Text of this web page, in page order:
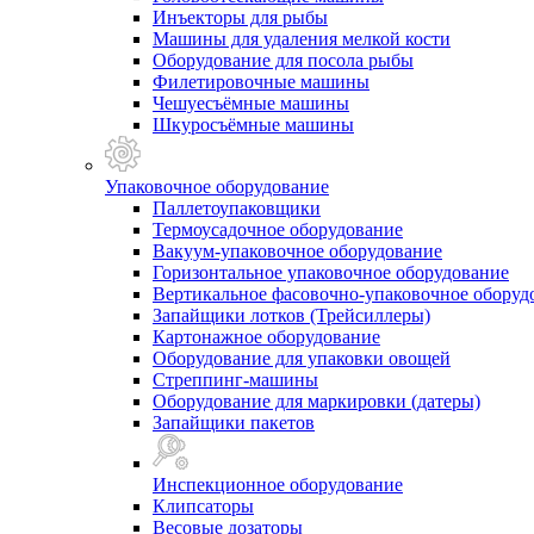
Инъекторы для рыбы
Машины для удаления мелкой кости
Оборудование для посола рыбы
Филетировочные машины
Чешуесъёмные машины
Шкуросъёмные машины
Упаковочное оборудование
Паллетоупаковщики
Термоусадочное оборудование
Вакуум-упаковочное оборудование
Горизонтальное упаковочное оборудование
Вертикальное фасовочно-упаковочное
Запайщики лотков (Трейсиллеры)
Картонажное оборудование
Оборудование для упаковки овощей
Стреппинг-машины
Оборудование для маркировки (датеры)
Запайщики пакетов
Инспекционное оборудование
Клипсаторы
Весовые дозаторы